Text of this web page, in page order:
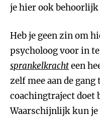
je hier ook
Heb je geen zin om
psycholoog voor in
sprankelkrachteen
zelf mee aan de gang
coachingtraject doet
Waarschijnlijk kun je